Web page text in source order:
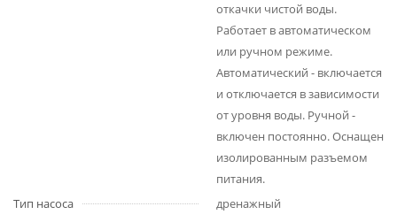
откачки чистой воды.
Работает в автоматическом
или ручном режиме.
Автоматический - включается
и отключается в зависимости
от уровня воды. Ручной -
включен постоянно. Оснащен
изолированным разъемом
питания.
Тип насоса
дренажный